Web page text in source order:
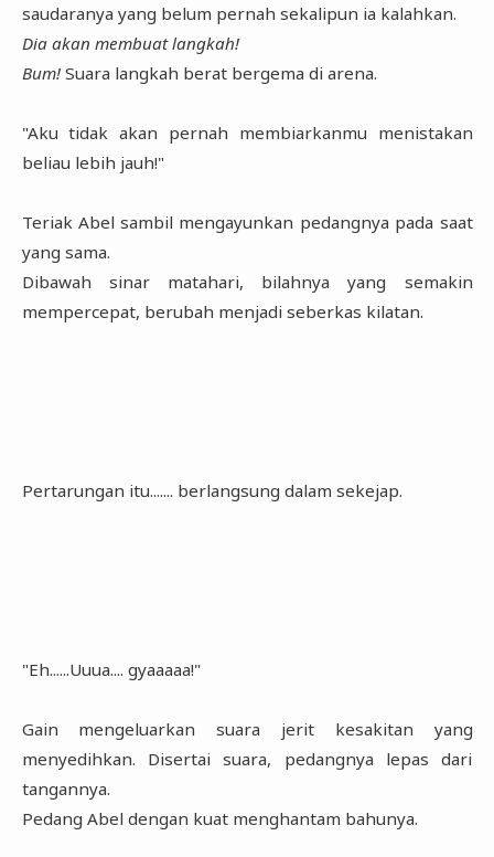
saudaranya yang belum pernah sekalipun ia kalahkan.
Dia akan membuat langkah!
Bum!Suara langkah berat bergema di arena.
"Aku tidak akan pernah membiarkanmu menistakan
beliau lebih jauh!"
Teriak Abel sambil mengayunkan pedangnya pada saat
yang sama.
Dibawah sinar matahari, bilahnya yang semakin
mempercepat, berubah menjadi seberkas kilatan.
Pertarungan itu....... berlangsung dalam sekejap.
"Eh......Uuua.... gyaaaaa!"
Gain mengeluarkan suara jerit kesakitan yang
menyedihkan. Disertai suara, pedangnya lepas dari
tangannya.
Pedang Abel dengan kuat menghantam bahunya.